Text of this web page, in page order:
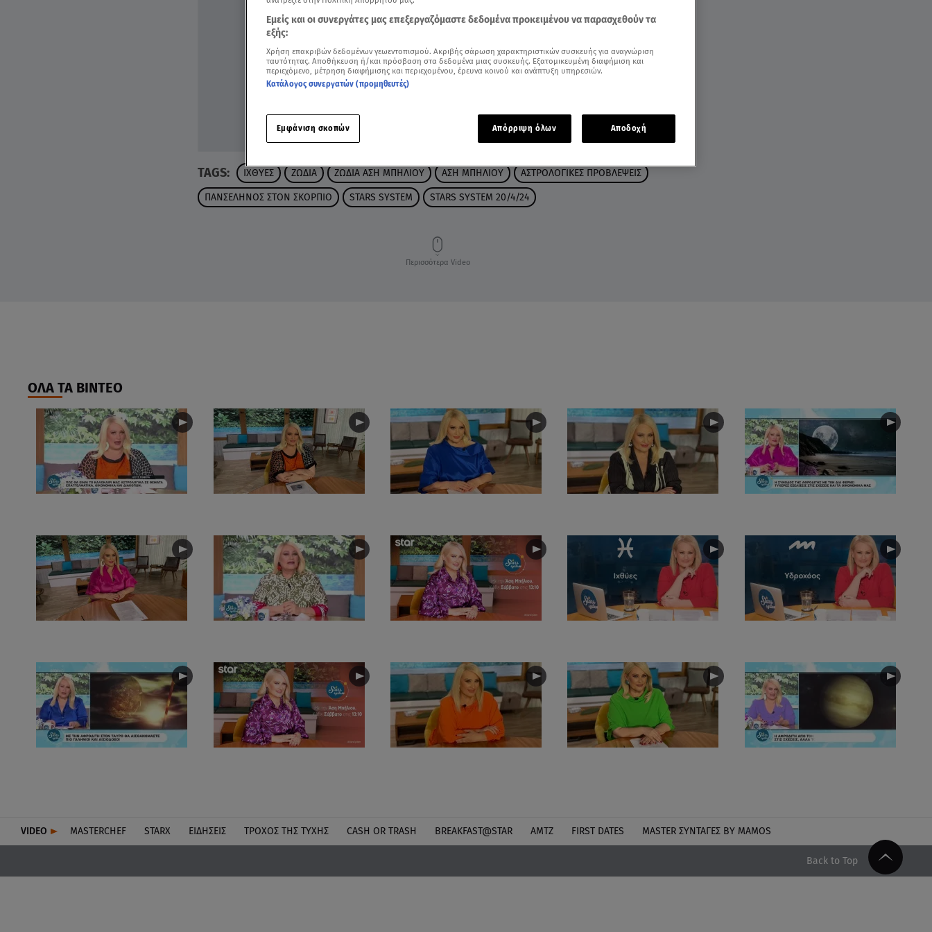
TAGS: ΙΧΘΥΕΣ ΖΩΔΙΑ ΖΩΔΙΑ ΑΣΗ ΜΠΗΛΙΟΥ ΑΣΗ ΜΠΗΛΙΟΥ ΑΣΤΡΟΛΟΓΙΚΕΣ ΠΡΟΒΛΕΨΕΙΣ
ΠΑΝΣΕΛΗΝΟΣ ΣΤΟΝ ΣΚΟΡΠΙΟ STARS SYSTEM STARS SYSTEM 20/4/24
Περισσότερα Video
ΟΛΑ ΤΑ ΒΙΝΤΕΟ
VIDEO MASTERCHEF STARX ΕΙΔΉΣΕΙΣ ΤΡΟΧΌΣ ΤΗΣ ΤΎΧΗΣ CASH OR TRASH BREAKFAST@STAR ΑΜΤΖ FIRST DATES MASTER ΣΥΝΤΑΓΈΣ BY MAMOS
Back to Top
Εμείς και οι συνεργάτες μας επεξεργαζόμαστε δεδομένα προκειμένου να παρασχεθούν τα
εξής:
Χρήση επακριβών δεδομένων γεωεντοπισμού. Ακριβής σάρωση χαρακτηριστικών συσκευής για αναγνώριση
ταυτότητας. Αποθήκευση ή/και πρόσβαση στα δεδομένα μιας συσκευής. Εξατομικευμένη διαφήμιση και
περιεχόμενο, μέτρηση διαφήμισης και περιεχομένου, έρευνα κοινού και ανάπτυξη υπηρεσιών.
Κατάλογος συνεργατών (προμηθευτές)
Εμφάνιση σκοπών Απόρριψη όλων Αποδοχή